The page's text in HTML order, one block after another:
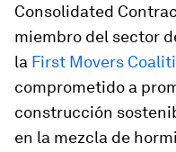
Consolidated
miembro del sector
la First Movers
comprometido a
construcción
en la mezcla de